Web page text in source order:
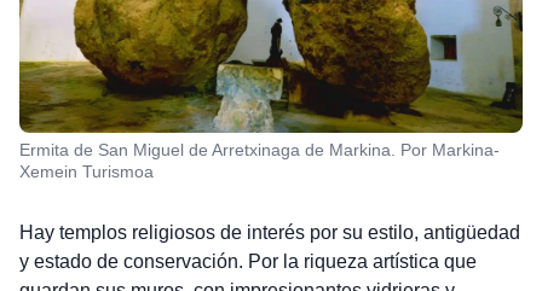
Ermita de San Miguel de Arretxinaga de Markina. Por Markina-
Xemein Turismoa
Hay templos religiosos de interés por su estilo, antigüedad
y estado de conservación. Por la riqueza artística que